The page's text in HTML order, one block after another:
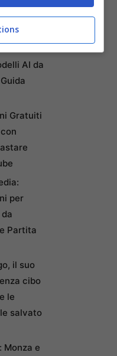
AI da
Gratuiti
per
Partita
il suo
cibo
le
salvato
Monza e